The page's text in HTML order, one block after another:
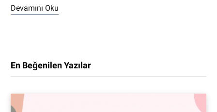
Devamını Oku
En Beğenilen Yazılar